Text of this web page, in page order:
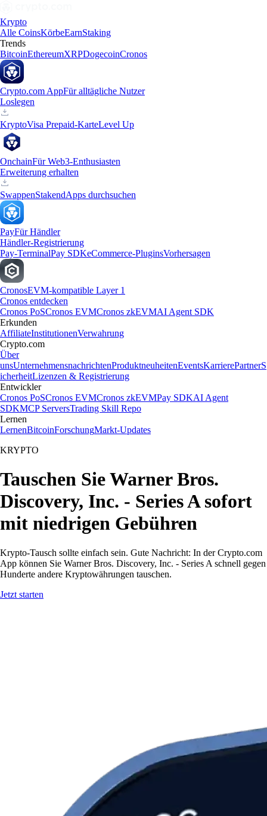
Krypto
Alle CoinsKörbeEarnStaking
Trends
BitcoinEthereumXRPDogecoinCronos
Crypto.com AppFür alltägliche Nutzer
Loslegen
KryptoVisa Prepaid-KarteLevel Up
OnchainFür Web3-Enthusiasten
Erweiterung erhalten
SwappenStakendApps durchsuchen
PayFür Händler
Händler-Registrierung
Pay-TerminalPay SDKeCommerce-PluginsVorhersagen
CronosEVM-kompatible Layer 1
Cronos entdecken
Cronos PoSCronos EVMCronos zkEVMAI Agent SDK
Erkunden
AffiliateInstitutionenVerwahrung
Crypto.com
Über
unsUnternehmensnachrichtenProduktneuheitenEventsKarrierePartnerS
icherheitLizenzen & Registrierung
Entwickler
Cronos PoSCronos EVMCronos zkEVMPay SDKAI Agent
SDKMCP ServersTrading Skill Repo
Lernen
LernenBitcoinForschungMarkt-Updates
KRYPTO
Tauschen Sie Warner Bros.
Discovery, Inc. - Series A sofort
mit niedrigen Gebühren
Krypto-Tausch sollte einfach sein. Gute Nachricht: In der Crypto.com
App können Sie Warner Bros. Discovery, Inc. - Series A schnell gegen
Hunderte andere Kryptowährungen tauschen.
Jetzt starten